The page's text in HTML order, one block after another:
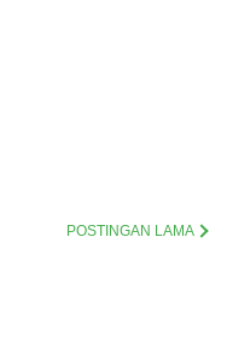
POSTINGAN LAMA